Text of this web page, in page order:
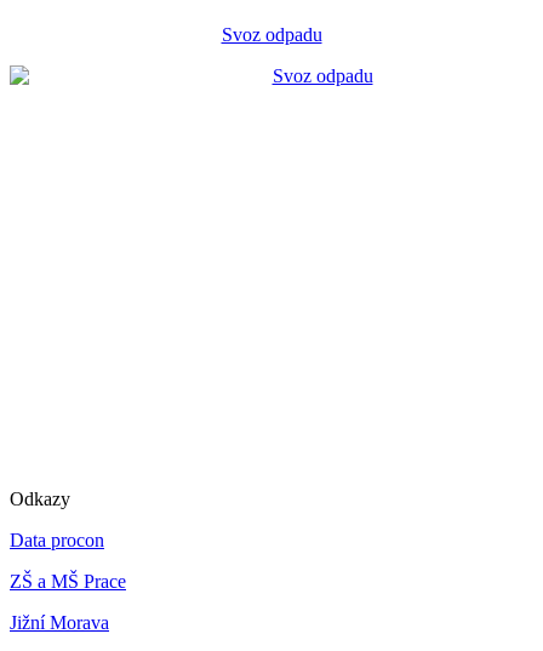
Svoz odpadu
Odkazy
Data procon
ZŠ a MŠ Prace
Jižní Morava